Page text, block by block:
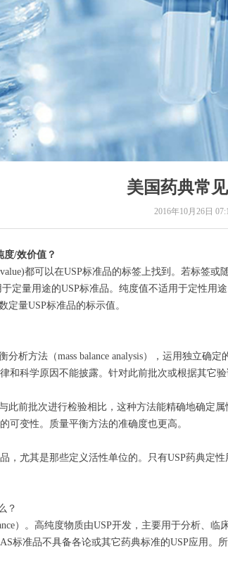
美国药典常
度/效价值？
都可以在USP标准品的标签上找到。若标签
定量用途的USP标准品。纯度值不适用于定性用
定量USP标准品的标示值。
分析方法（mass balance analysis），运用独立
和科学原因不能披露。针对此前批次或根据其它
此前批次进行检验相比，这种方法能精确地确定
可变性。质量平衡方法的准确度也更高。
，尤其是那些定义活性单位的。只有USP药典定性
？
）。高纯度物质由USP开发，主要用于分析、
标准品不具备各论或其它药典标准的USP应用。
2016年10月26日